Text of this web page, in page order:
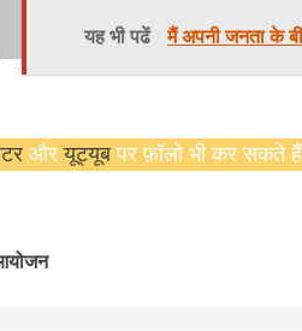
यह भी पढें मैं अपनी जनता के
औरयूट्यूब पर फ़ॉलो भी कर सकते
यज्ञ का हुआ आयोजन (फोटो सहित)
आयोजित किया गया। रंगभूमि मैदान में राजा